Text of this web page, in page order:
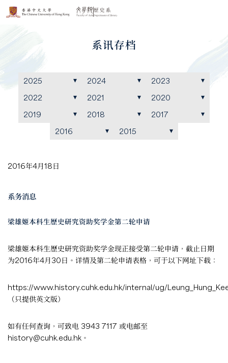
系讯存档
2025 2024
2023
2022
2021
2020
2019
2018
2017
2016
2015
2016年4月18日
系务消息
梁雄姬本科生歷史研究资助奖学金第二轮申请
梁雄姬本科生歷史研究资助奖学金现正接受第二轮申请，截止日期
为2016年4月30日。详情及第二轮申请表格，可于以下网址下载：
https://www.history.cuhk.edu.hk/internal/ug/
（只提供英文版）
如有任何查询，可致电 3943 7117 或电邮至
history@cuhk.edu.hk 。